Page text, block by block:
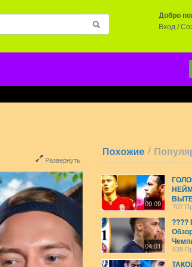
Добро
Вход/
Развернуть
Похожие /
09:09
2021
пас
707
04:01
????
????
639